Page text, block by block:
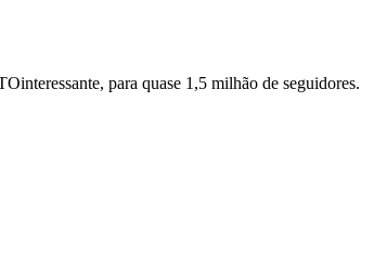
para quase 1,5 milhão de seguidores.